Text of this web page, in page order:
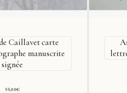
Caillavet carte
manuscrite
55,00€